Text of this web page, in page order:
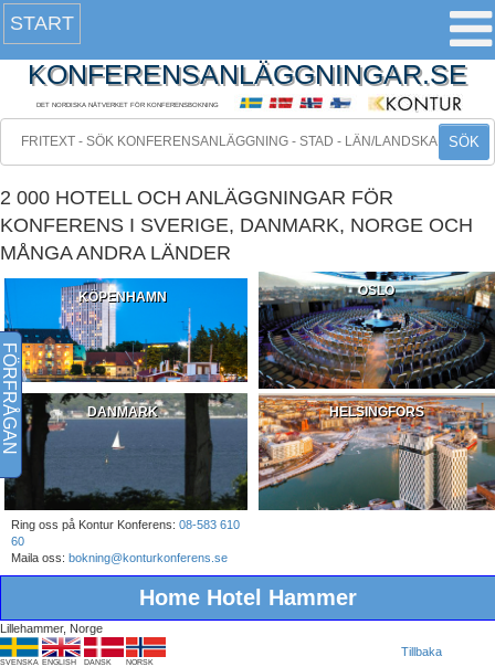
START
KONFERENSANLÄGGNINGAR.SE
DET NORDISKA NÄTVERKET FÖR KONFERENSBOKNING
SÖK
2 000 HOTELL OCH ANLÄGGNINGAR FÖR
KONFERENS I SVERIGE, DANMARK, NORGE OCH
MÅNGA ANDRA LÄNDER
KÖPENHAMN OSLO
DANMARK HELSINGFORS
Ring oss på Kontur Konferens: 08-583 610
60
Maila oss: bokning@konturkonferens.se
Home Hotel Hammer
Lillehammer, Norge
SVENSKA ENGLISH DANSK NORSK
Tillbaka
FÖRFRÅGAN